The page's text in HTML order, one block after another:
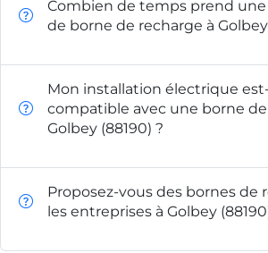
Combien de temps prend
de borne de recharge à Golbey
Mon installation électrique
compatible avec une borne
Golbey (88190) ?
Proposez-vous des bornes de
les entreprises à Golbey